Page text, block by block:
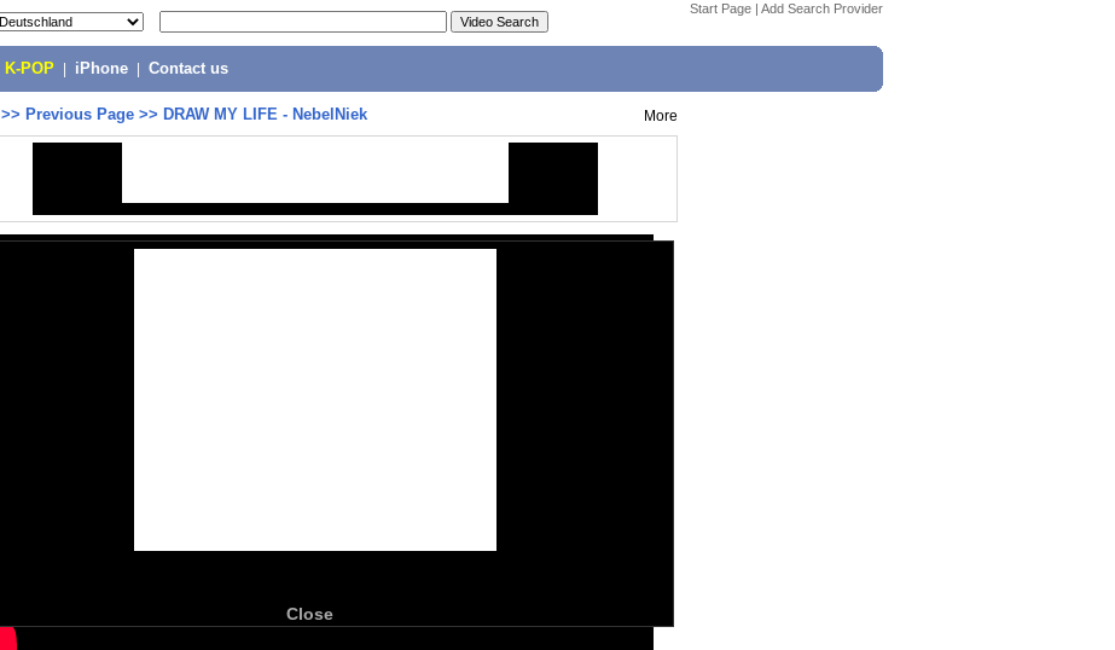
Start Page | Add Search Provider
K-POP iPhone Contact us
>> Previous Page >> DRAW MY LIFE - NebelNiek More
Close